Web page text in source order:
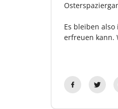
Es bleiben
erfreuen kann.